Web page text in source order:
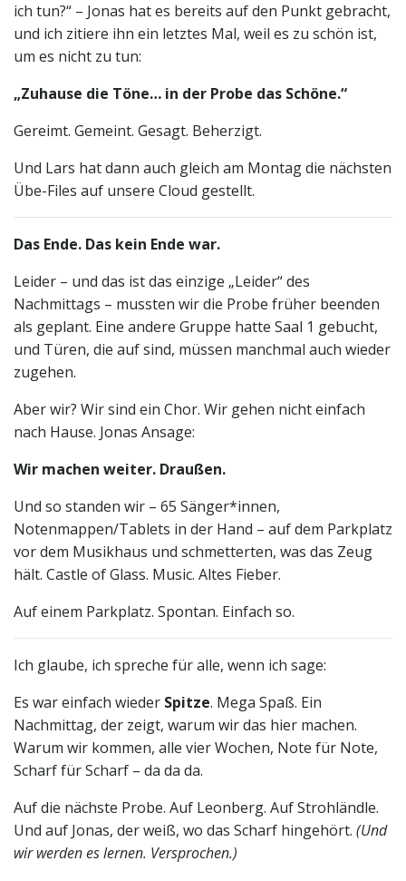
ich tun?“ – Jonas hat es bereits auf den Punkt gebracht,
und ich zitiere ihn ein letztes Mal, weil es zu schön ist,
um es nicht zu tun:
„Zuhause die Töne… in der Probe das Schöne.“
Gereimt. Gemeint. Gesagt. Beherzigt.
Und Lars hat dann auch gleich am Montag die nächsten
Übe-Files auf unsere Cloud gestellt.
Das Ende. Das kein Ende war.
Leider – und das ist das einzige „Leider“ des
Nachmittags – mussten wir die Probe früher beenden
als geplant. Eine andere Gruppe hatte Saal 1 gebucht,
und Türen, die auf sind, müssen manchmal auch wieder
zugehen.
Aber wir? Wir sind ein Chor. Wir gehen nicht einfach
nach Hause. Jonas Ansage:
Wir machen weiter. Draußen.
Und so standen wir – 65 Sänger*innen,
Notenmappen/Tablets in der Hand – auf dem Parkplatz
vor dem Musikhaus und schmetterten, was das Zeug
hält. Castle of Glass. Music. Altes Fieber.
Auf einem Parkplatz. Spontan. Einfach so.
Ich glaube, ich spreche für alle, wenn ich sage:
Es war einfach wieder Spitze. Mega Spaß. Ein
Nachmittag, der zeigt, warum wir das hier machen.
Warum wir kommen, alle vier Wochen, Note für Note,
Scharf für Scharf – da da da.
Auf die nächste Probe. Auf Leonberg. Auf Strohländle.
Und auf Jonas, der weiß, wo das Scharf hingehört. (Und
wir werden es lernen. Versprochen.)